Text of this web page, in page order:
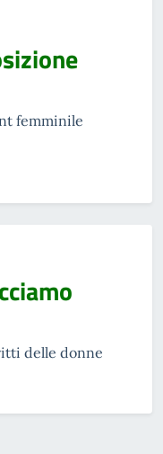
femminile
delle donne